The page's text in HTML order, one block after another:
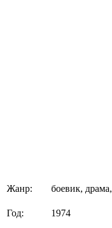
Жанр: боевик,
Год: 1974